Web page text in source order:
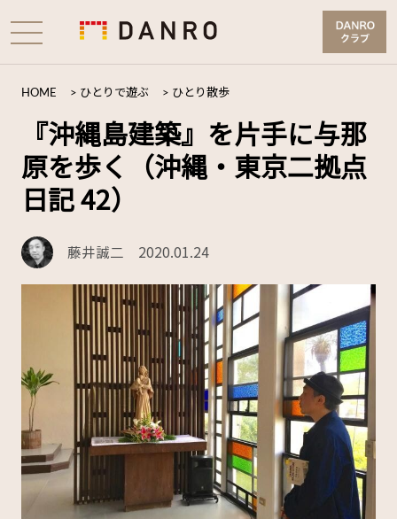
HOME > ひとりで遊ぶ > ひとり散歩
『沖縄島建築』を片手に与那
原を歩く（沖縄・東京二拠点
日記 42）
藤井誠二 2020.01.24